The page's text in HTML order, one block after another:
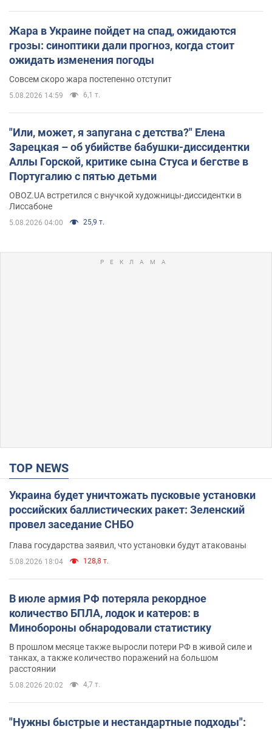
Жара в Украине пойдет на спад, ожидаются
грозы: синоптики дали прогноз, когда стоит
ожидать изменения погоды
Совсем скоро жара постепенно отступит
5.08.2026 14:59 6,1 т.
"Или, может, я запугана с детства?" Елена
Зарецкая – об убийстве бабушки-диссидентки
Аллы Горской, критике сына Стуса и бегстве в
Португалию с пятью детьми
OBOZ.UA встретился с внучкой художницы-диссидентки в
Лиссабоне
5.08.2026 04:00 25,9 т.
TOP NEWS
Украина будет уничтожать пусковые установки
российских баллистических ракет: Зеленский
провел заседание СНБО
Глава государства заявил, что установки будут атакованы
5.08.2026 18:04 128,8 т.
В июле армия РФ потеряла рекордное
количество БПЛА, лодок и катеров: в
Минобороны обнародовали статистику
В прошлом месяце также выросли потери РФ в живой силе и
танках, а также количество поражений на большом
расстоянии
5.08.2026 20:02 4,7 т.
"Нужны быстрые и нестандартные подходы":